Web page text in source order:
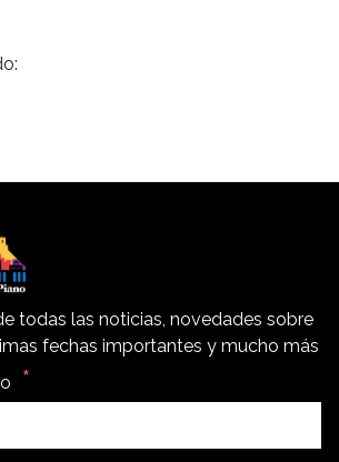
todas las noticias, novedades sobre
fechas importantes y mucho más